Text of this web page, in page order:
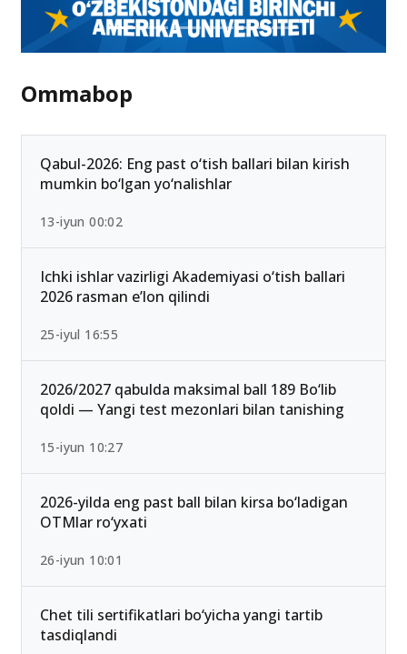
Ommabop
Qabul-2026: Eng past o‘tish ballari bilan kirish
mumkin bo‘lgan yo‘nalishlar
13-iyun 00:02
Ichki ishlar vazirligi Akademiyasi o‘tish ballari
2026 rasman e’lon qilindi
25-iyul 16:55
2026/2027 qabulda maksimal ball 189 Bo‘lib
qoldi — Yangi test mezonlari bilan tanishing
15-iyun 10:27
2026-yilda eng past ball bilan kirsa bo‘ladigan
OTMlar ro‘yxati
26-iyun 10:01
Chet tili sertifikatlari bo‘yicha yangi tartib
tasdiqlandi